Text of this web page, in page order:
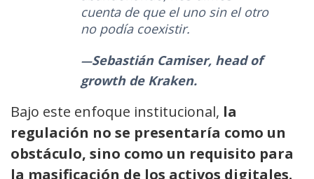
cuenta de que el uno sin el otro
no podía coexistir.
Sebastián Camiser, head of
growth de Kraken.
Bajo este enfoque institucional, la
regulación no se presentaría como un
obstáculo, sino como un requisito para
la masificación de los activos digitales.